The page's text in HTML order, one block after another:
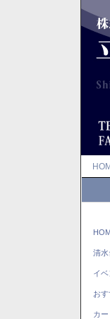
清水
イ
お
カ